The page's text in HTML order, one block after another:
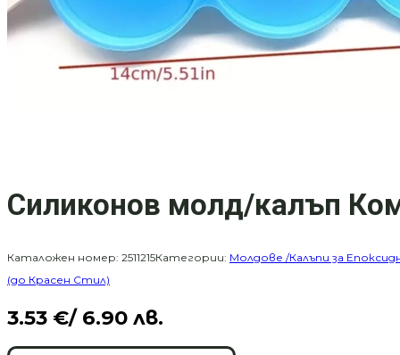
Силиконов молд/калъп
Каталожен номер: 2511215Категории: Молдове /Калъпи за
(до Красен Стил)
3.53 €/ 6.90 лв.